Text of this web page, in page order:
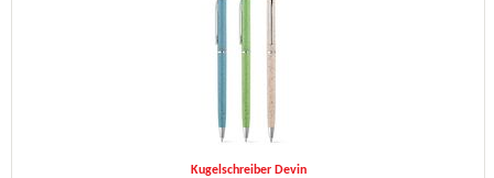
Kugelschreiber Devin